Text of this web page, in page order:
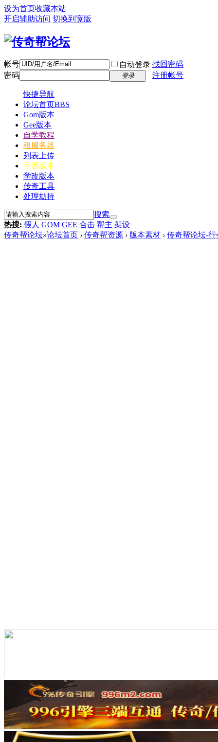
设为首页收藏本站
开启辅助访问 切换到宽版
帐号 自动登录 找回密码
密码
登录 注册帐号
快捷导航
论坛首页BBS
Gom版本
Gee版本
自学教程
租服务器
列表上传
手游版本
学改版本
传奇工具
处理劫持
搜索
热搜: 假人 GOM GEE 合击 帮主 架设
传奇帮论坛»论坛首页 › 传奇帮资源 › 版本素材 › 传奇帮论坛-